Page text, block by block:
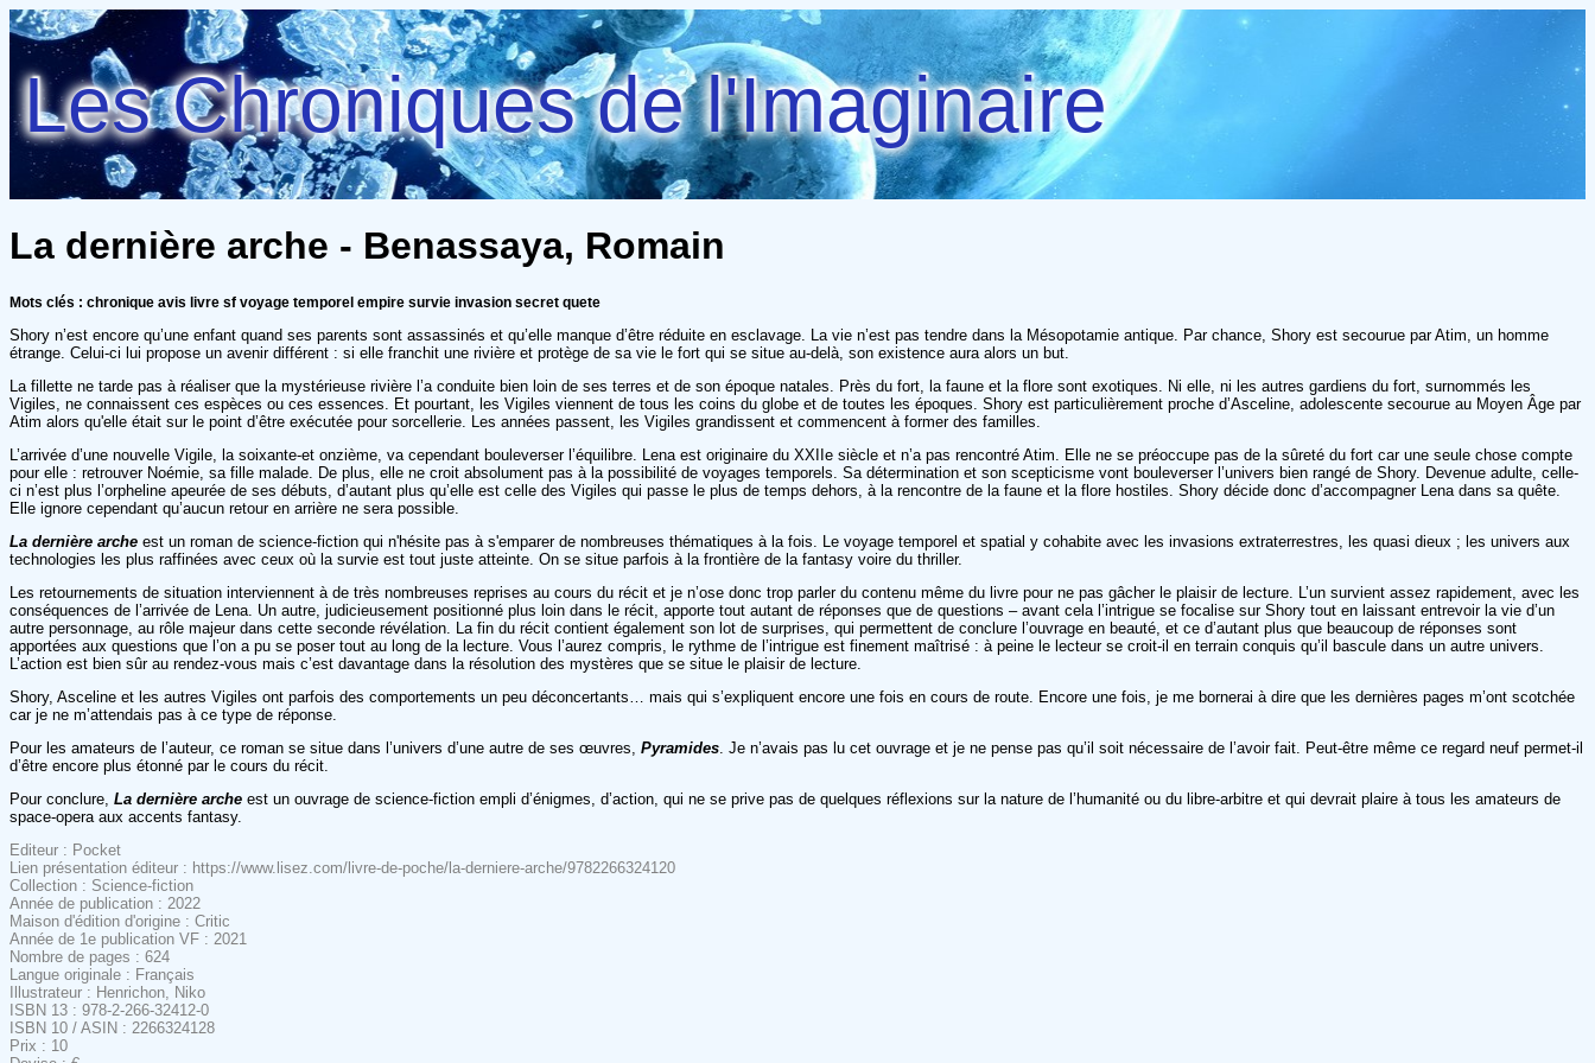
Les Chroniques de l'Imaginaire
La dernière arche - Benassaya, Romain
Mots clés : chronique avis livre sf voyage temporel empire survie invasion secret quete
Shory n’est encore qu’une enfant quand ses parents sont assassinés et qu’elle manque d’être réduite en esclavage. La vie n’est pas tendre dans la Mésopotamie antique. Par chance, Shory est secourue par Atim, un homme
étrange. Celui-ci lui propose un avenir différent : si elle franchit une rivière et protège de sa vie le fort qui se situe au-delà, son existence aura alors un but.
La fillette ne tarde pas à réaliser que la mystérieuse rivière l’a conduite bien loin de ses terres et de son époque natales. Près du fort, la faune et la flore sont exotiques. Ni elle, ni les autres gardiens du fort, surnommés les
Vigiles, ne connaissent ces espèces ou ces essences. Et pourtant, les Vigiles viennent de tous les coins du globe et de toutes les époques. Shory est particulièrement proche d’Asceline, adolescente secourue au Moyen Âge par
Atim alors qu'elle était sur le point d’être exécutée pour sorcellerie. Les années passent, les Vigiles grandissent et commencent à former des familles.
L’arrivée d’une nouvelle Vigile, la soixante-et onzième, va cependant bouleverser l’équilibre. Lena est originaire du XXIIe siècle et n’a pas rencontré Atim. Elle ne se préoccupe pas de la sûreté du fort car une seule chose compte
pour elle : retrouver Noémie, sa fille malade. De plus, elle ne croit absolument pas à la possibilité de voyages temporels. Sa détermination et son scepticisme vont bouleverser l’univers bien rangé de Shory. Devenue adulte, celle-
ci n’est plus l’orpheline apeurée de ses débuts, d’autant plus qu’elle est celle des Vigiles qui passe le plus de temps dehors, à la rencontre de la faune et la flore hostiles. Shory décide donc d’accompagner Lena dans sa quête.
Elle ignore cependant qu’aucun retour en arrière ne sera possible.
La dernière arche est un roman de science-fiction qui n'hésite pas à s'emparer de nombreuses thématiques à la fois. Le voyage temporel et spatial y cohabite avec les invasions extraterrestres, les quasi dieux ; les univers aux
technologies les plus raffinées avec ceux où la survie est tout juste atteinte. On se situe parfois à la frontière de la fantasy voire du thriller.
Les retournements de situation interviennent à de très nombreuses reprises au cours du récit et je n’ose donc trop parler du contenu même du livre pour ne pas gâcher le plaisir de lecture. L’un survient assez rapidement, avec les
conséquences de l’arrivée de Lena. Un autre, judicieusement positionné plus loin dans le récit, apporte tout autant de réponses que de questions – avant cela l’intrigue se focalise sur Shory tout en laissant entrevoir la vie d’un
autre personnage, au rôle majeur dans cette seconde révélation. La fin du récit contient également son lot de surprises, qui permettent de conclure l’ouvrage en beauté, et ce d’autant plus que beaucoup de réponses sont
apportées aux questions que l’on a pu se poser tout au long de la lecture. Vous l’aurez compris, le rythme de l’intrigue est finement maîtrisé : à peine le lecteur se croit-il en terrain conquis qu’il bascule dans un autre univers.
L’action est bien sûr au rendez-vous mais c’est davantage dans la résolution des mystères que se situe le plaisir de lecture.
Shory, Asceline et les autres Vigiles ont parfois des comportements un peu déconcertants… mais qui s’expliquent encore une fois en cours de route. Encore une fois, je me bornerai à dire que les dernières pages m’ont scotchée
car je ne m’attendais pas à ce type de réponse.
Pour les amateurs de l’auteur, ce roman se situe dans l’univers d’une autre de ses œuvres, Pyramides . Je n’avais pas lu cet ouvrage et je ne pense pas qu’il soit nécessaire de l’avoir fait. Peut-être même ce regard neuf permet-il
d’être encore plus étonné par le cours du récit.
Pour conclure, La dernière arche est un ouvrage de science-fiction empli d’énigmes, d’action, qui ne se prive pas de quelques réflexions sur la nature de l’humanité ou du libre-arbitre et qui devrait plaire à tous les amateurs de
space-opera aux accents fantasy.
Editeur : Pocket
Lien présentation éditeur : https://www.lisez.com/livre-de-poche/la-derniere-arche/9782266324120
Collection : Science-fiction
Année de publication : 2022
Maison d'édition d'origine : Critic
Année de 1e publication VF : 2021
Nombre de pages : 624
Langue originale : Français
Illustrateur : Henrichon, Niko
ISBN 13 : 978-2-266-32412-0
ISBN 10 / ASIN : 2266324128
Prix : 10